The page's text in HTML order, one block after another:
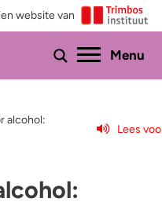
website van
Menu
alcohol:
Lees